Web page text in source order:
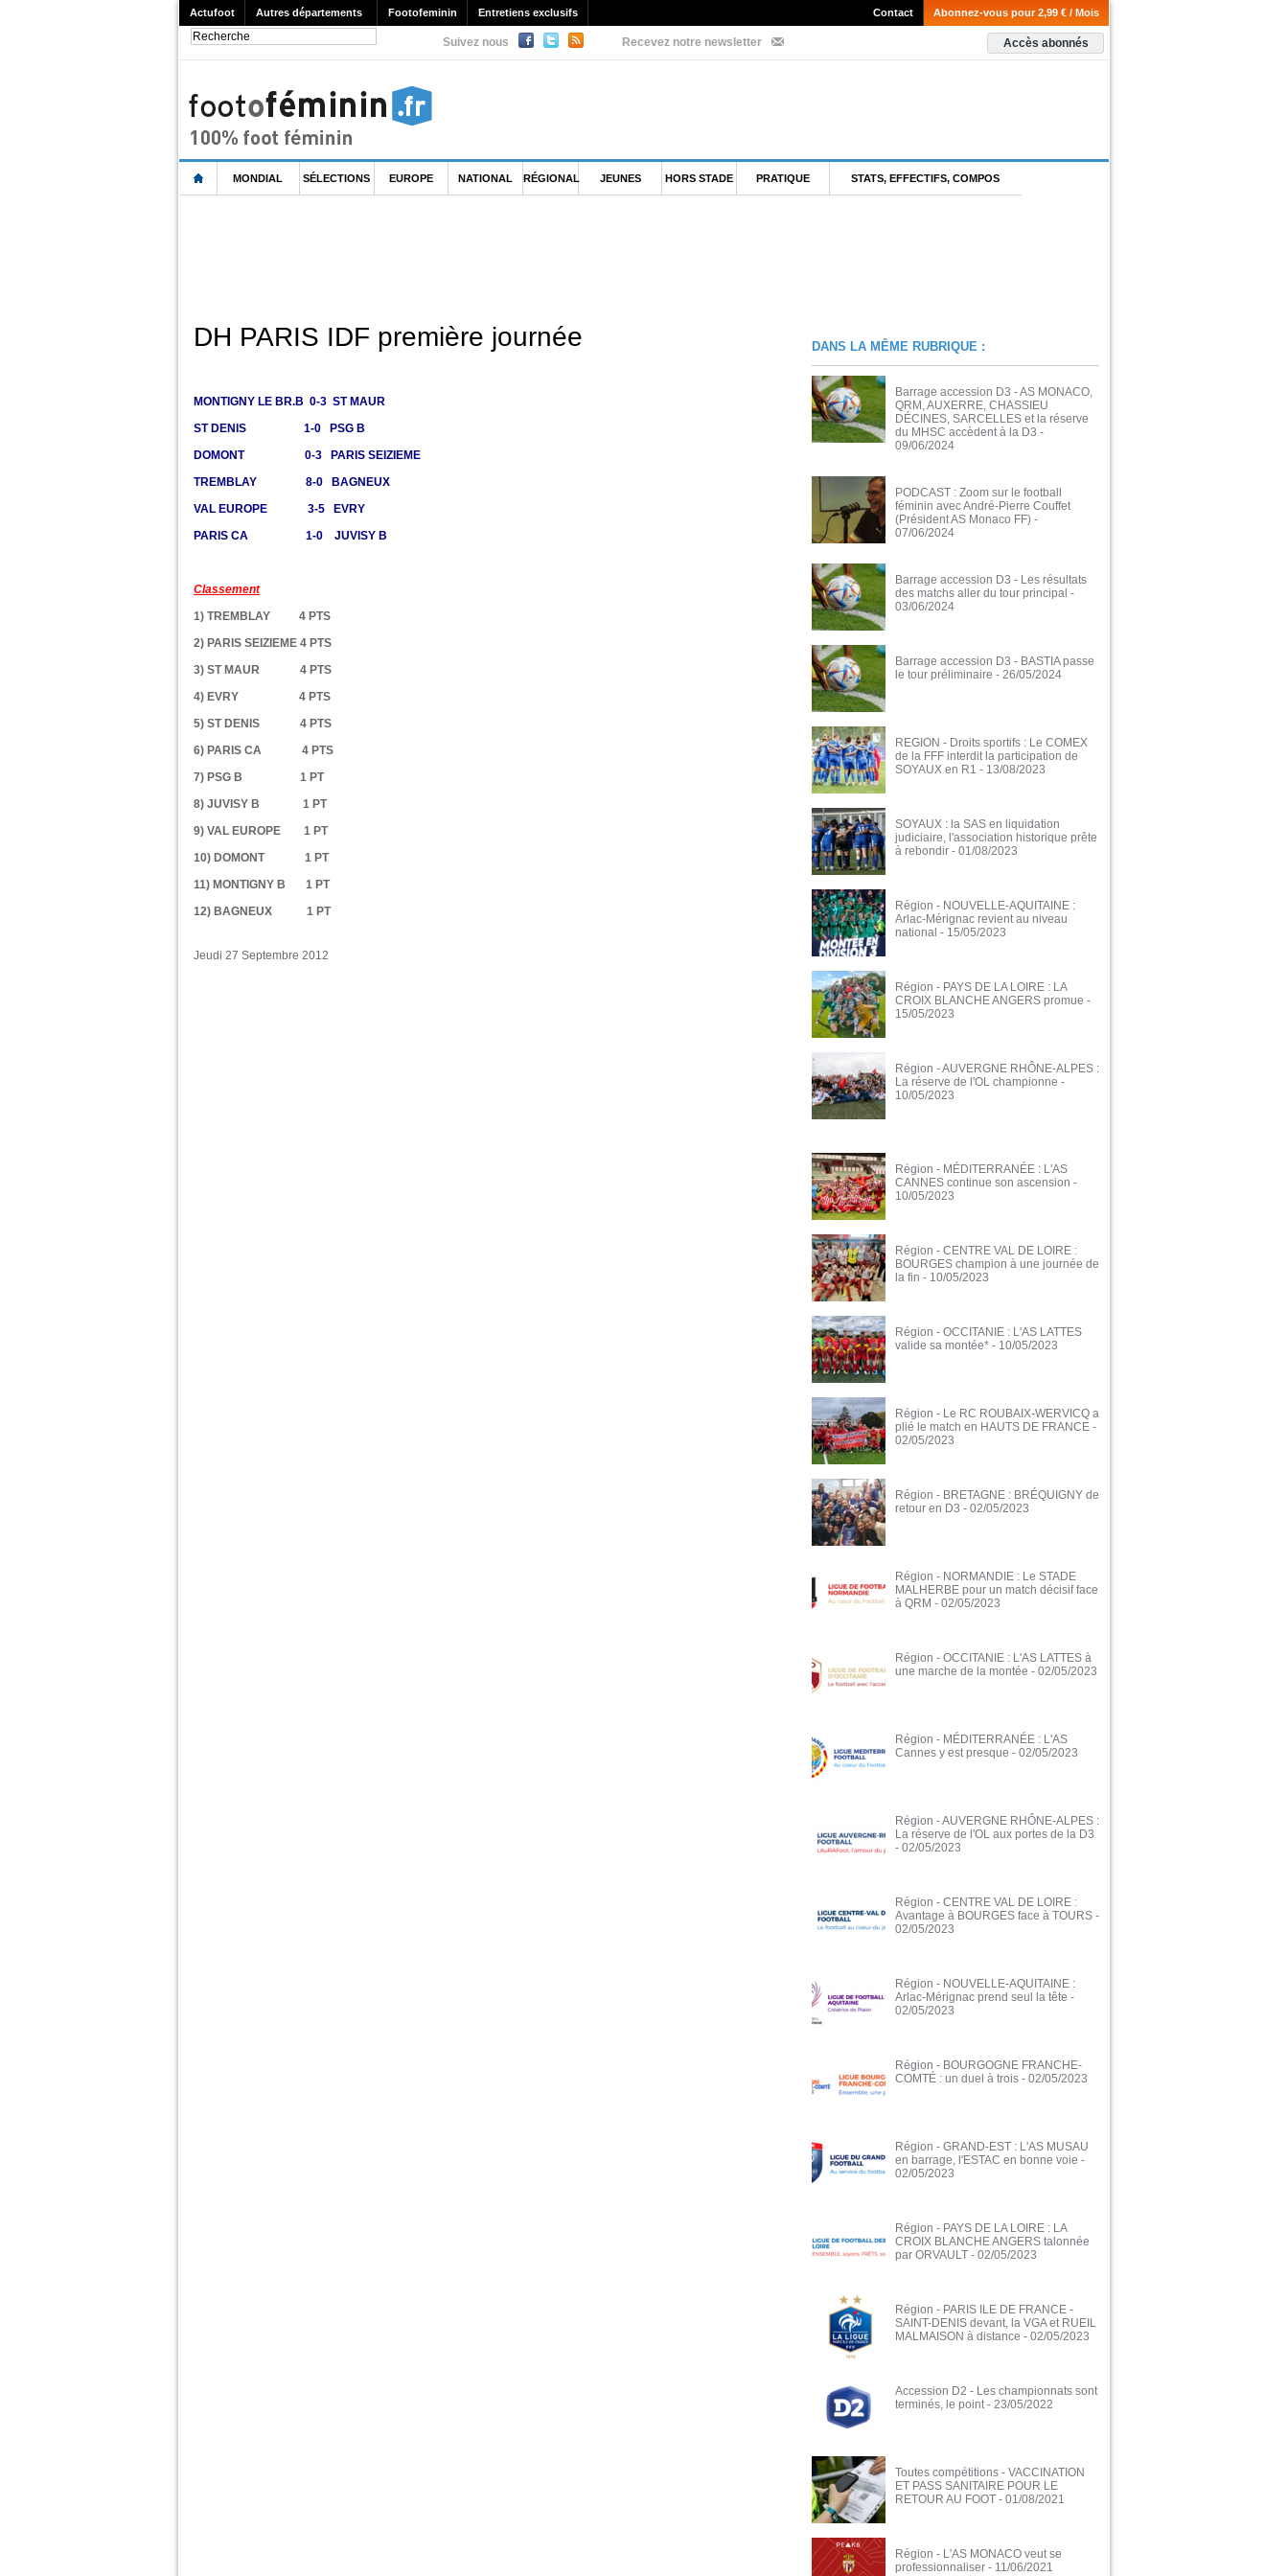
Actufoot Autres départements Footofeminin Entretiens exclusifs Abonnez-vous pour 2,99 € / Mois
Contact
Suivez nous Recevez notre newsletter Accès abonnés
MONDIAL SÉLECTIONS EUROPE NATIONAL RÉGIONAL JEUNES HORS STADE PRATIQUE STATS, EFFECTIFS, COMPOS
DH PARIS IDF première journée
MONTIGNY LE BR.B 0-3 ST MAUR
ST DENIS 1-0 PSG B
DOMONT 0-3 PARIS SEIZIEME
TREMBLAY 8-0 BAGNEUX
VAL EUROPE 3-5 EVRY
PARIS CA 1-0 JUVISY B
Classement
1) TREMBLAY 4 PTS
2) PARIS SEIZIEME 4 PTS
3) ST MAUR 4 PTS
4) EVRY 4 PTS
5) ST DENIS 4 PTS
6) PARIS CA 4 PTS
7) PSG B 1 PT
8) JUVISY B 1 PT
9) VAL EUROPE 1 PT
10) DOMONT 1 PT
11) MONTIGNY B 1 PT
12) BAGNEUX 1 PT
Jeudi 27 Septembre 2012
DANS LA MÊME RUBRIQUE :
Barrage accession D3 - AS MONACO,
QRM, AUXERRE, CHASSIEU
DÉCINES, SARCELLES et la réserve
du MHSC accèdent à la D3 -
09/06/2024
PODCAST : Zoom sur le football
féminin avec André-Pierre Couffet
(Président AS Monaco FF) -
07/06/2024
Barrage accession D3 - Les résultats
des matchs aller du tour principal -
03/06/2024
Barrage accession D3 - BASTIA passe
le tour préliminaire - 26/05/2024
REGION - Droits sportifs : Le COMEX
de la FFF interdit la participation de
SOYAUX en R1 - 13/08/2023
SOYAUX : la SAS en liquidation
judiciaire, l'association historique prête
à rebondir - 01/08/2023
Région - NOUVELLE-AQUITAINE :
Arlac-Mérignac revient au niveau
national - 15/05/2023
Région - PAYS DE LA LOIRE : LA
CROIX BLANCHE ANGERS promue -
15/05/2023
Région - AUVERGNE RHÔNE-ALPES :
La réserve de l'OL championne -
10/05/2023
Région - MÉDITERRANÉE : L'AS
CANNES continue son ascension -
10/05/2023
Région - CENTRE VAL DE LOIRE :
BOURGES champion à une journée de
la fin - 10/05/2023
Région - OCCITANIE : L'AS LATTES
valide sa montée* - 10/05/2023
Région - Le RC ROUBAIX-WERVICQ a
plié le match en HAUTS DE FRANCE -
02/05/2023
Région - BRETAGNE : BRÉQUIGNY de
retour en D3 - 02/05/2023
Région - NORMANDIE : Le STADE
MALHERBE pour un match décisif face
à QRM - 02/05/2023
Région - OCCITANIE : L'AS LATTES à
une marche de la montée - 02/05/2023
Région - MÉDITERRANÉE : L'AS
Cannes y est presque - 02/05/2023
Région - AUVERGNE RHÔNE-ALPES :
La réserve de l'OL aux portes de la D3
- 02/05/2023
Région - CENTRE VAL DE LOIRE :
Avantage à BOURGES face à TOURS -
02/05/2023
Région - NOUVELLE-AQUITAINE :
Arlac-Mérignac prend seul la tête -
02/05/2023
Région - BOURGOGNE FRANCHE-
COMTÉ : un duel à trois - 02/05/2023
Région - GRAND-EST : L'AS MUSAU
en barrage, l'ESTAC en bonne voie -
02/05/2023
Région - PAYS DE LA LOIRE : LA
CROIX BLANCHE ANGERS talonnée
par ORVAULT - 02/05/2023
Région - PARIS ILE DE FRANCE -
SAINT-DENIS devant, la VGA et RUEIL
MALMAISON à distance - 02/05/2023
Accession D2 - Les championnats sont
terminés, le point - 23/05/2022
Toutes compétitions - VACCINATION
ET PASS SANITAIRE POUR LE
RETOUR AU FOOT - 01/08/2021
Région - L'AS MONACO veut se
professionnaliser - 11/06/2021